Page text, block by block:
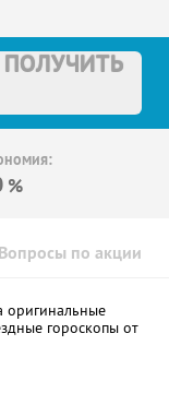
ПОЛУЧИТЬ
%
Вопросы по акции
оригинальные
гороскопы от